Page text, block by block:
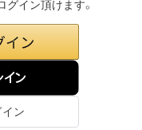
ン
グイン頂けます。